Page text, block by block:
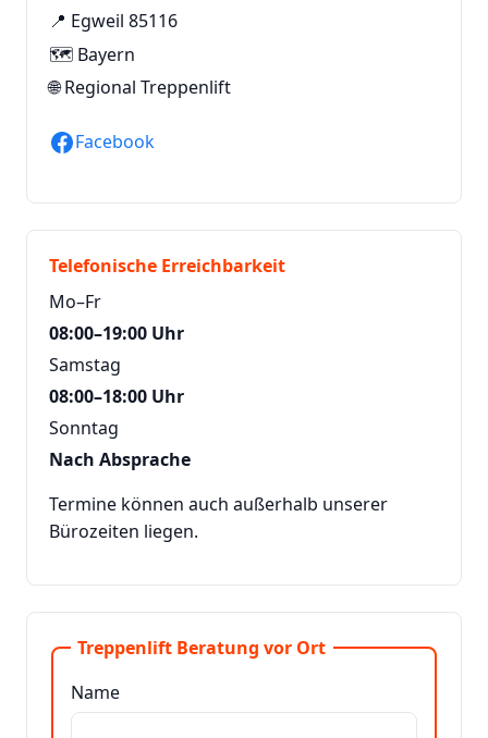
📍 Egweil 85116
🗺️ Bayern
🌐Regional Treppenlift
Facebook
Telefonische Erreichbarkeit
Mo–Fr
08:00–19:00 Uhr
Samstag
08:00–18:00 Uhr
Sonntag
Nach Absprache
Termine können auch außerhalb unserer
Bürozeiten liegen.
Treppenlift Beratung vor Ort
Name